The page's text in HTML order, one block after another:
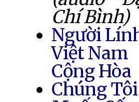
Chí Bình)
Người
Việt Nam
Cộng Hòa
Chúng Tôi